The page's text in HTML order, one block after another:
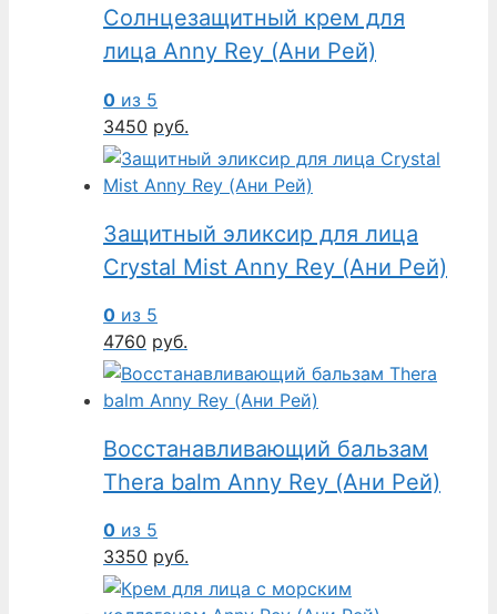
Солнцезащитный крем для
лица Anny Rey (Ани Рей)
0 из 5
3450 руб.
Защитный эликсир для лица
Crystal Mist Anny Rey (Ани Рей)
0 из 5
4760 руб.
Восстанавливающий бальзам
Thera balm Anny Rey (Ани Рей)
0 из 5
3350 руб.